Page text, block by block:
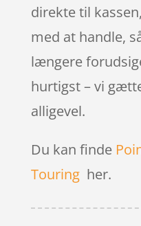
direkte til
med at handle,
længere
hurtigst – vi
alligevel.
Du kan finde
Touringher.